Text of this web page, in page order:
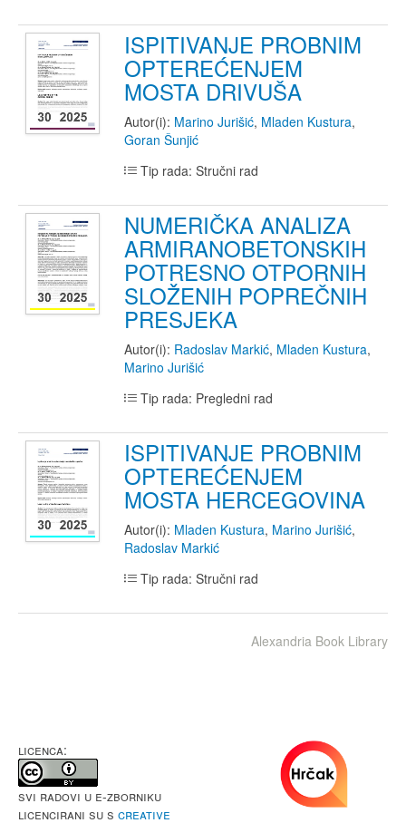
ISPITIVANJE PROBNIM
OPTEREĆENJEM
MOSTA DRIVUŠA
Autor(i): Marino Jurišić, Mladen Kustura,
Goran Šunjić
Tip rada: Stručni rad
NUMERIČKA ANALIZA
ARMIRANOBETONSKIH
POTRESNO OTPORNIH
SLOŽENIH POPREČNIH
PRESJEKA
Autor(i): Radoslav Markić, Mladen Kustura,
Marino Jurišić
Tip rada: Pregledni rad
ISPITIVANJE PROBNIM
OPTEREĆENJEM
MOSTA HERCEGOVINA
Autor(i): Mladen Kustura, Marino Jurišić,
Radoslav Markić
Tip rada: Stručni rad
Alexandria Book Library
LICENCA:
Svi radovi u e-Zborniku
licencirani su s Creative